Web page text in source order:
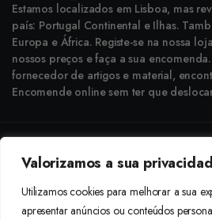
Valorizamos a sua
Utilizamos cookies para melhorar a sua
apresentar anúncios ou conteúdos
Estamos localizados em Lisboa, mas
país: Portugal Continental e Ilhas.
Europa e África. Registe-se na nossa
nossos preços e faça a sua
fornecedor de artigos e material,
Encomende online sem ter que
Aceitamos: Transferência